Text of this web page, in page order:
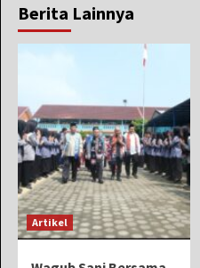
Berita Lainnya
Artikel